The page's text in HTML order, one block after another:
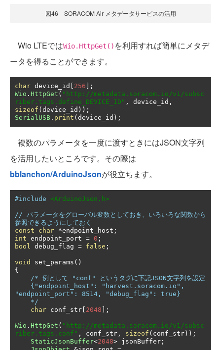
図46 SORACOM Air メタデータサービスの活用
Wio LTEではWio.HttpGet() を利用すれば簡単にメタデ
ータを得ることができます。
char device_id 256 ];
Wio . HttpGet ( "http://metadata.soracom.io/v1/subsc
riber.tags.define_DEVICE_ID" , device_id ,
sizeof ( device_id ));
SerialUSB . print ( device_id );
複数のパラメータを一度に渡すときにはJSON文字列
を活用したいところです。その際は
bblanchon/ArduinoJsonが役立ちます。
#include <ArduinoJson.h>
// パラメータをグローバル変数としておき、いろいろな関数から
参照できるようにしておく
const
char *endpoint_host ;
int endpoint_port = 0 ;
bool
debug_flag = false ;
void set_params ()
{
/* 例として "conf" というタグに下記JSON文字列を設定
"endpoint_port": 8514, "debug_flag": true}
    */
char conf_str 2048 ];
Wio . HttpGet ( "http://metadata.soracom.io/v1/subsc
riber.tags.conf" , conf_str , sizeof ( conf_str ));
StaticJsonBuffer<2048> jsonBuffer ;